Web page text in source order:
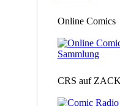
Online Comics
CRS auf